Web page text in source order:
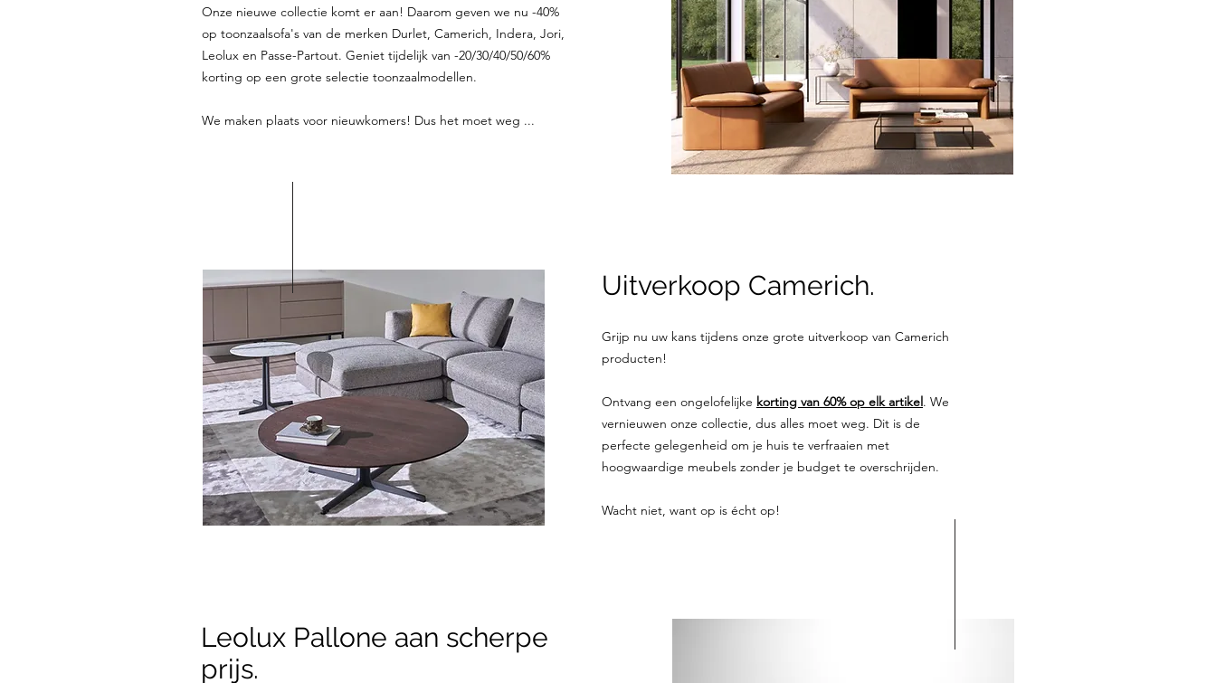
Onze nieuwe collectie komt er aan! Daarom geven we nu -40%
op toonzaalsofa's van de merken Durlet, Camerich, Indera, Jori,
Leolux en Passe-Partout. Geniet tijdelijk van -20/30/40/50/60%
korting op een grote selectie toonzaalmodellen.
We maken plaats voor nieuwkomers! Dus het moet weg ...
Leolux Pallone aan scherpe
prijs.
Uitverkoop Camerich.
Grijp nu uw kans tijdens onze grote uitverkoop van Camerich
producten!
Ontvang een ongelofelijke korting van 60% op elk artikel. We
vernieuwen onze collectie, dus alles moet weg. Dit is de
perfecte gelegenheid om je huis te verfraaien met
hoogwaardige meubels zonder je budget te overschrijden.
Wacht niet, want op is écht op!